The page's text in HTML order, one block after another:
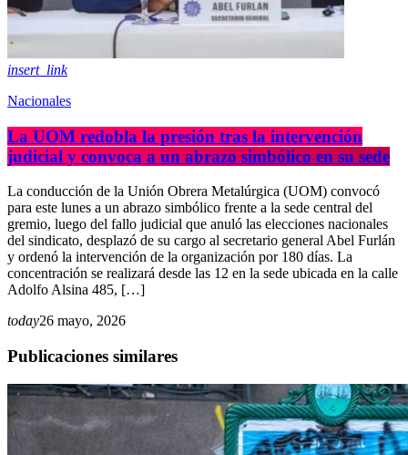
insert_link
Nacionales
La UOM redobla la presión tras la intervención
judicial y convoca a un abrazo simbólico en su sede
La conducción de la Unión Obrera Metalúrgica (UOM) convocó
para este lunes a un abrazo simbólico frente a la sede central del
gremio, luego del fallo judicial que anuló las elecciones nacionales
del sindicato, desplazó de su cargo al secretario general Abel Furlán
y ordenó la intervención de la organización por 180 días. La
concentración se realizará desde las 12 en la sede ubicada en la calle
Adolfo Alsina 485, […]
today26 mayo, 2026
Publicaciones similares